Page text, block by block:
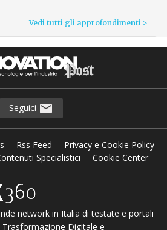
Vedi tutti gli approfondimenti >
Seguici
Rss Feed
Privacy e Cookie Policy
Specialistici
Cookie Center
network in Italia di testate e portali
Digitale e